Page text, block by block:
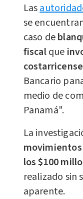
Las
se
caso de
fiscalque
costarricense
Bancario
medio de
Panamá".
La
los $100
realizado sin
aparente.